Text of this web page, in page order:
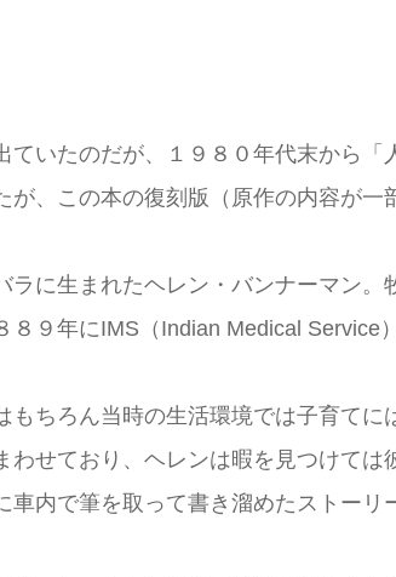
いたのだが、１９８０年代末から「
、この本の復刻版（原作の内容が
に生まれたヘレン・バンナーマン。
９年にIMS（Indian Medical Service
ちろん当時の生活環境では子育てに
せており、ヘレンは暇を見つけて
内で筆を取って書き溜めたストー